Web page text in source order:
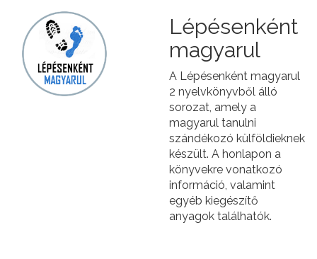
Lépésenként
magyarul
A Lépésenként magyarul
2 nyelvkönyvből álló
sorozat, amely a
magyarul tanulni
szándékozó külföldieknek
készült. A honlapon a
könyvekre vonatkozó
információ, valamint
egyéb kiegészítő
anyagok találhatók.